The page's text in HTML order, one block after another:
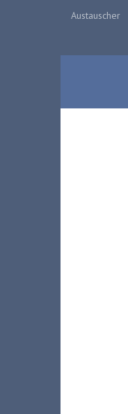
Austauscher